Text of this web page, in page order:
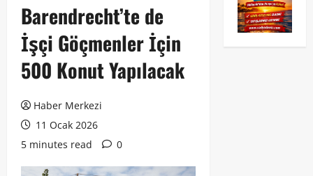
Barendrecht’te de
İşçi Göçmenler İçin
500 Konut Yapılacak
Haber Merkezi
11 Ocak 2026
5 minutes read
0